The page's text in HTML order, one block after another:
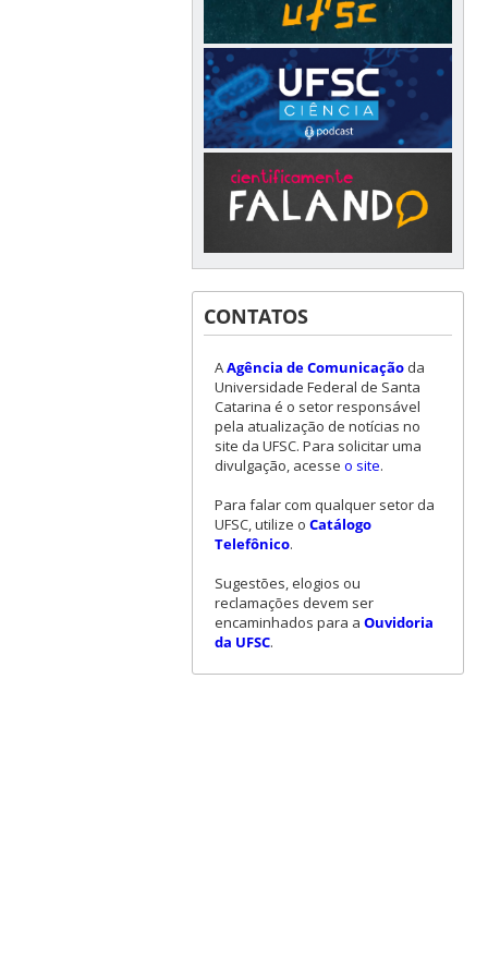
CONTATOS
AAgência de Comunicaçãoda
Universidade Federal de Santa
Catarina é o setor responsável
pela atualização de notícias no
site da UFSC. Para solicitar uma
divulgação, acesse o site.
Para falar com qualquer setor da
UFSC, utilize o Catálogo
Telefônico.
Sugestões, elogios ou
reclamações devem ser
encaminhados para a Ouvidoria
da UFSC.